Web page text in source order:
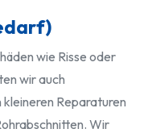
wie Risse oder
wir auch
kleineren Reparaturen
Wir